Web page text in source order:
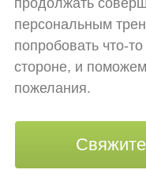
персональным
попробовать что-
стороне, и
пожелания.